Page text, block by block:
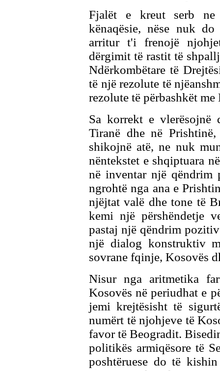
Fjalët e kreut serb ne
kënaqësie, nëse nuk
arritur t'i frenojë
dërgimit të rastit të
Ndërkombëtare të
të një rezolute të
rezolute të përbashkët me
Sa korrekt e vlerësojnë
Tiranë dhe në
shikojnë atë, ne nuk
nëntekstet e shqiptuara
në inventar një qëndrim
ngrohtë nga ana e
njëjtat valë dhe tone të
kemi një përshëndetje
pastaj një qëndrim
një dialog konstruktiv
sovrane fqinje, Kosovës
Nisur nga aritmetika
Kosovës në periudhat e
jemi krejtësisht të
numërt të njohjeve të
favor të Beogradit.
politikës armiqësore të
poshtëruese do të